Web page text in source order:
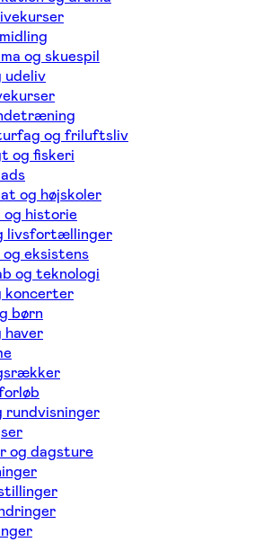
og skuespil
udeliv
og friluftsliv
og fiskeri
og højskoler
og historie
livsfortællinger
og eksistens
og teknologi
koncerter
børn
haver
rundvisninger
og dagsture